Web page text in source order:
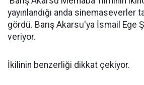
yayınlandığı anda sinemaseverler
gördü. Barış Akarsu'ya İsmail Ege
veriyor.
İkilinin benzerliği dikkat çekiyor.